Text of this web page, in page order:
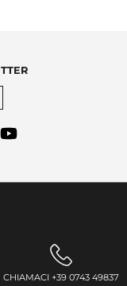
CHIAMACI +39 0743 49837